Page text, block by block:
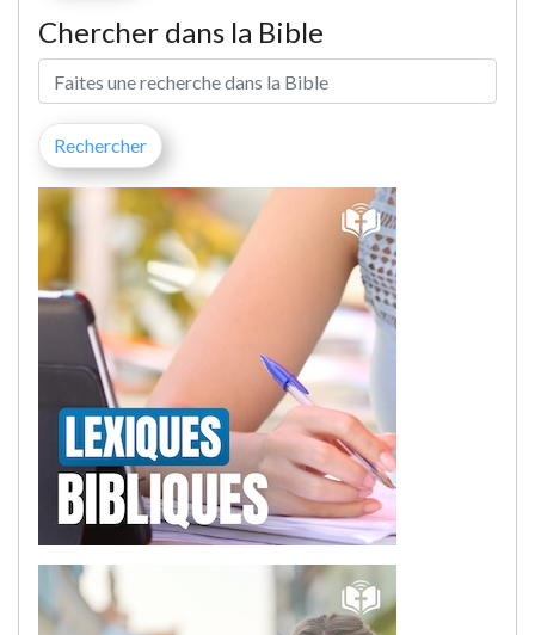
Chercher dans la Bible